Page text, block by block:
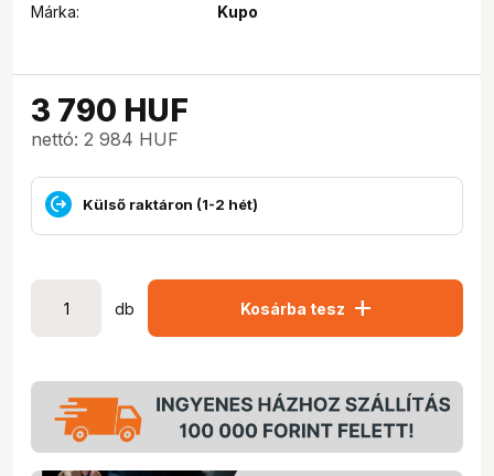
Márka:
Kupo
3 790 HUF
nettó: 2 984 HUF
Külső raktáron (1-2 hét)
db Kosárba tesz add